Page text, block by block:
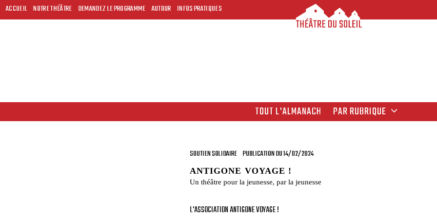
ACCUEIL NOTRE THÉÂTRE DEMANDEZ LE PROGRAMME AUTOUR INFOS PRATIQUES
TOUT L'ALMANACH PAR RUBRIQUE
SOUTIEN SOLIDAIRE PUBLICATION DU 14/02/2024
ANTIGONE VOYAGE !
Un théâtre pour la jeunesse, par la jeunesse
L'ASSOCIATION ANTIGONE VOYAGE !